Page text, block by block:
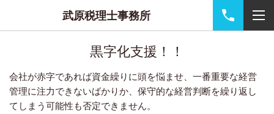
武原税理士事務所
黒字化支援！！
会社が赤字であれば資金繰りに頭を悩ませ、一番重要な経営
管理に注力できないばかりか、保守的な経営判断を繰り返し
てしまう可能性も否定できません。